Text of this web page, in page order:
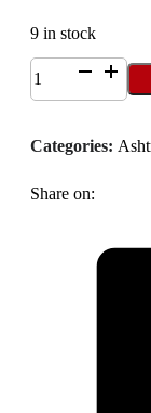
9 in stock
8900S
ที่
บุหรี่
กลม
Categories:
Share on: